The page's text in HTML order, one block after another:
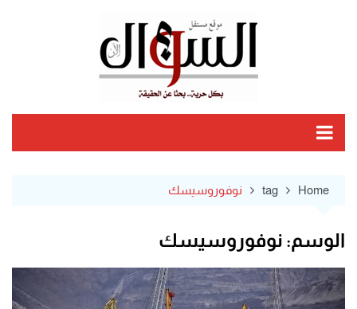
Home
tag نوفوروسيسك
الوسم: نوفوروسيسك